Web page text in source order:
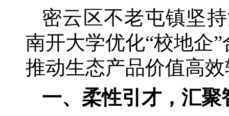
密云区不老屯镇坚
南开大学优化“校地企
推动生态产品价值高
一、柔性引才，汇聚